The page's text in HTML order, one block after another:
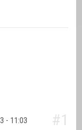
- 11:03 #1